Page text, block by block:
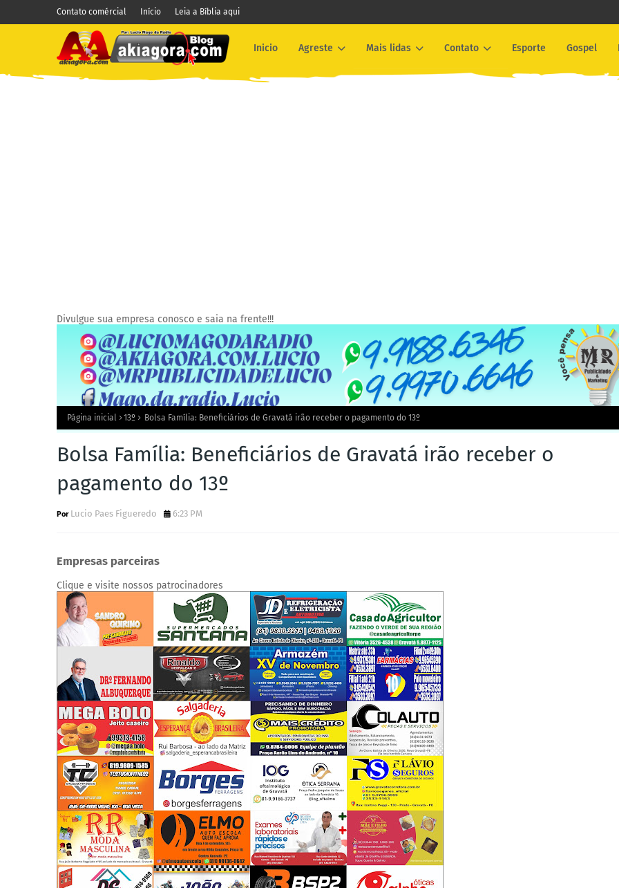
Contato comércial Início Leia a Bíblia aqui
Inicio Agreste Mais lidas Contato Esporte Gospel
Divulgue sua empresa conosco e saia na frente!!!
Página inicial 13º Bolsa Família: Beneficiários de Gravatá irão receber o pagamento do 13º
Bolsa Família: Beneficiários de Gravatá irão receber o
pagamento do 13º
Lucio Paes Figueredo 6:23 PM
Empresas parceiras
Clique e visite nossos patrocinadores